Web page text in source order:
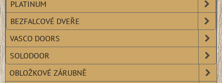
PLATINUM
BEZFALCOVÉ DVEŘE
VASCO DOORS
SOLODOOR
OBLOŽKOVÉ ZÁRUBNĚ